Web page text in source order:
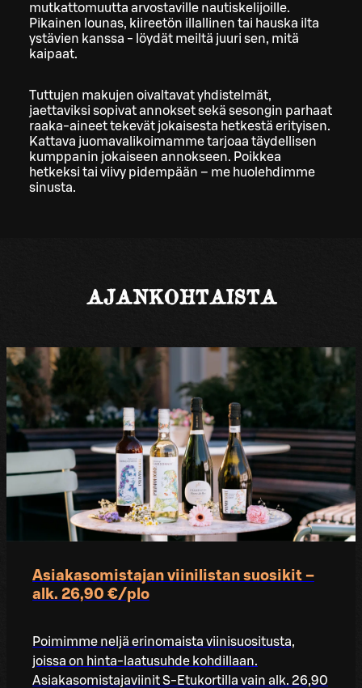
mutkattomuutta arvostaville nautiskelijoille.
Pikainen lounas, kiireetön illallinen tai hauska ilta
ystävien kanssa - löydät meiltä juuri sen, mitä
kaipaat.
Tuttujen makujen oivaltavat yhdistelmät,
jaettaviksi sopivat annokset sekä sesongin parhaat
raaka-aineet tekevät jokaisesta hetkestä erityisen.
Kattava juomavalikoimamme tarjoaa täydellisen
kumppanin jokaiseen annokseen. Poikkea
hetkeksi tai viivy pidempään – me huolehdimme
sinusta.
AJANKOHTAISTA
Asiakasomistajan viinilistan suosikit –
alk. 26,90 €/plo​
Poimimme neljä erinomaista viinisuositusta,
joissa on hinta-laatusuhde kohdillaan.
Asiakasomistajaviinit S-Etukortilla vain alk. 26,90